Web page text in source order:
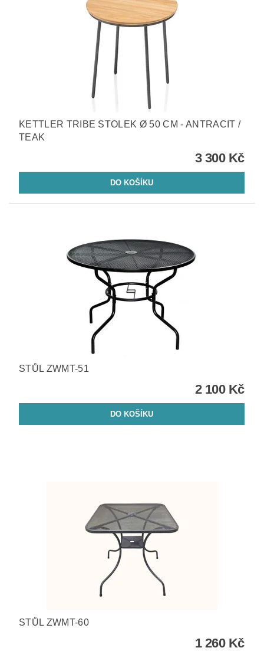
KETTLER TRIBE STOLEK Ø 50 CM - ANTRACIT /
TEAK
3 300 Kč
STŮL ZWMT-51
2 100 Kč
STŮL ZWMT-60
1 260 Kč